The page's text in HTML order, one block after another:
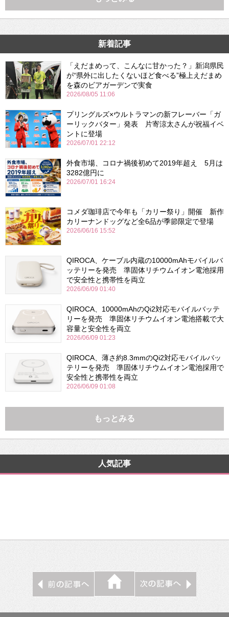
新着記事
「えだまめって、こんなに甘かった？」新潟県民
が“県外に出したくないほど食べる”極上えだまめ
を森のビアガーデンで実食
2026/08/05 11:06
プリングルズ×ウルトラマンの新フレーバー「ガ
ーリックバター」発表 片寄涼太さんが祝福イベ
ントに登場
2026/07/01 22:12
外食市場、コロナ禍後初めて2019年超え 5月は
3282億円に
2026/07/01 16:24
コメダ珈琲店で今年も「カリー祭り」開催 新作
カリーナンドッグなど全6品が季節限定で登場
2026/06/16 15:52
QIROCA、ケーブル内蔵の10000mAhモバイルバ
ッテリーを発売 準固体リチウムイオン電池採用
で安全性と携帯性を両立
2026/06/09 01:40
QIROCA、10000mAhのQi2対応モバイルバッテ
リーを発売 準固体リチウムイオン電池搭載で大
容量と安全性を両立
2026/06/09 01:23
QIROCA、薄さ約8.3mmのQi2対応モバイルバッ
テリーを発売 準固体リチウムイオン電池採用で
安全性と携帯性を両立
2026/06/09 01:08
もっとみる
人気記事